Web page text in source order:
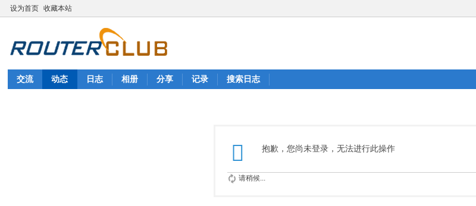
设为首页 收藏本站
交流 动态 日志 相册 分享 记录 搜索日志
抱歉，您尚未登录，无法进行此操作
请稍候...